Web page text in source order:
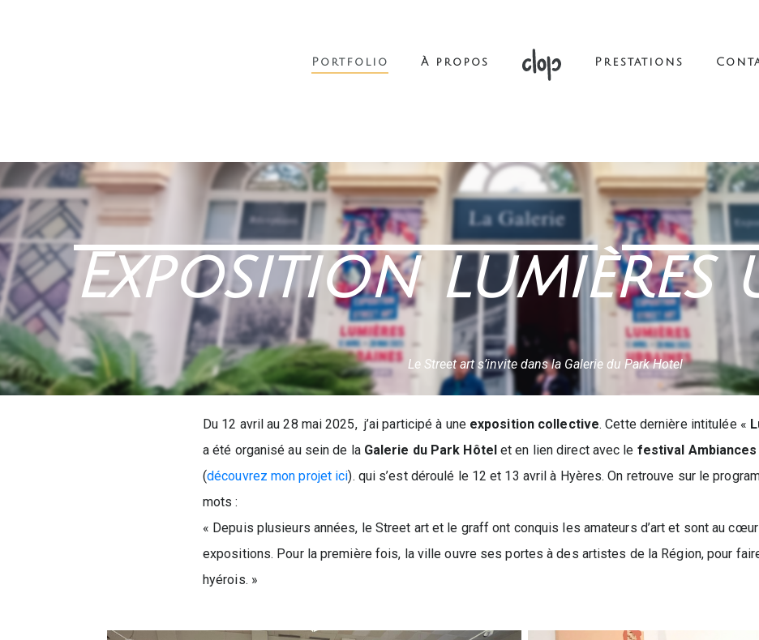
Portfolio À propos Prestations
Exposition lumières
Le Street art s’invite dans la Galerie du Park Hotel
Du 12 avril au 28 mai 2025, j’ai participé à une exposition collective. Cette dernière intitulée «
a été organisé au sein de la Galerie du Park Hôtelet en lien direct avec le festival Ambiances
(découvrez mon projet ici). qui s’est déroulé le 12 et 13 avril à Hyères. On retrouve sur le
mots :
« Depuis plusieurs années, le Street art et le graff ont conquis les amateurs d’art et sont au
expositions. Pour la première fois, la ville ouvre ses portes à des artistes de la Région, pour
hyérois. »